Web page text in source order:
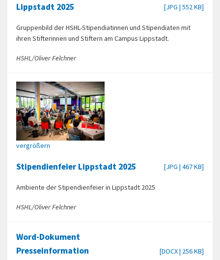
Lippstadt 2025
[JPG | 552 KB]
Gruppenbild der HSHL-Stipendiatinnen und Stipendiaten mit
ihren Stifterinnen und Stiftern am Campus Lippstadt.
HSHL/Oliver Felchner
vergrößern
Stipendienfeier Lippstadt 2025 [JPG | 467 KB]
Ambiente der Stipendienfeier in Lippstadt 2025
HSHL/Oliver Felchner
Word-Dokument
Presseinformation
[DOCX | 256 KB]